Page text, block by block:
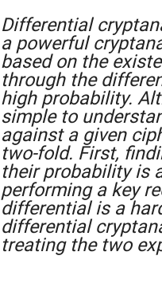
Differential
a powerful
based on the
through the
high probability.
simple to
against a given
two-fold. First,
their probability is
performing a key
differential is a
differential
treating the two